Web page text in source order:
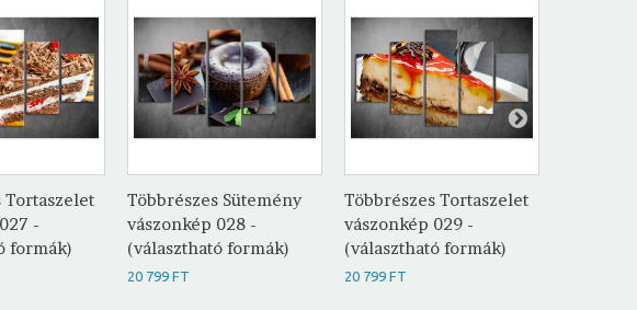
Tortaszelet
-
formák)
Többrészes Sütemény
vászonkép 028 -
(választható formák)
20 799 FT
Többrészes Tortaszelet
vászonkép 029 -
(választható formák)
20 799 FT